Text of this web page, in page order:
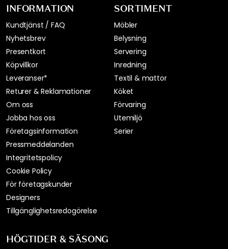
INFORMATION
Kundtjänst / FAQ
Nyhetsbrev
Presentkort
Köpvillkor
Leveranser*
Returer & Reklamationer
Om oss
Jobba hos oss
Företagsinformation
Pressmeddelanden
Integritetspolicy
Cookie Policy
För företagskunder
Designers
Tillgänglighetsredogörelse
SORTIMENT
Möbler
Belysning
Servering
Inredning
Textil & mattor
Köket
Förvaring
Utemiljö
Serier
HÖGTIDER & SÄSONG